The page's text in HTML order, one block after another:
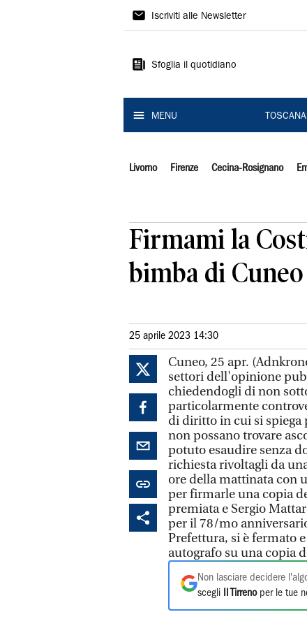
Il
Iscriviti alle Newsletter
Sfoglia il quotidiano
MENU TOSCANA
Livorno Firenze Cecina-Rosignano
Firmami la
bimba di Cuneo
25 aprile 2023 14:30
Cuneo, 25 apr.
settori dell'opinione
chiedendogli di non
particolarmente
di diritto in cui si spiega
non possano trovare
potuto esaudire senza
richiesta rivoltagli da
ore della mattinata con
per firmarle una copia
premiata e Sergio
per il 78/mo
Prefettura, si è fermato
autografo su una copia
Non lasciare decidere
scegli
Il Tirrenoper le tue